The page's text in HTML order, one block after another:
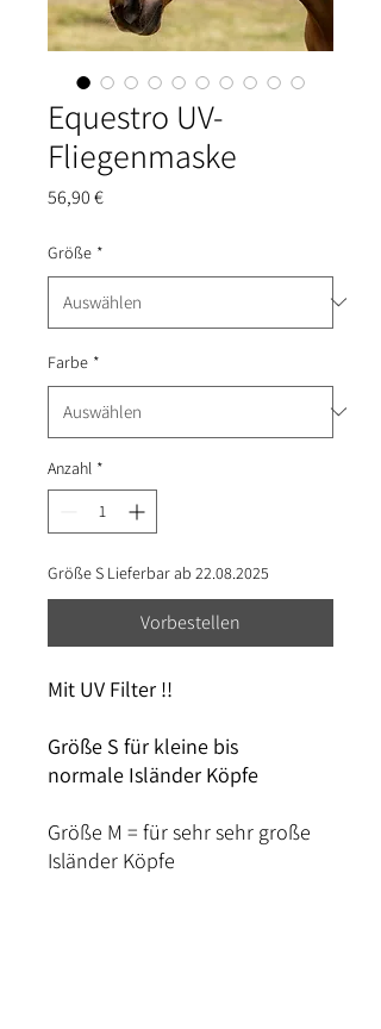
Equestro UV-
Fliegenmaske
56,90 €Preis
Größe *
Farbe *
Anzahl *
Größe S Lieferbar ab 22.08.2025
Vorbestellen
Mit UV Filter !!
Größe S für kleine bis
normale Isländer Köpfe
Größe M = für sehr sehr große
Isländer Köpfe